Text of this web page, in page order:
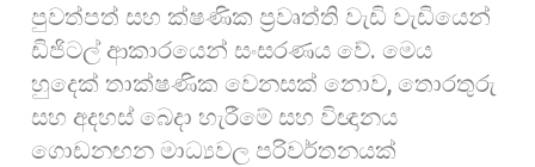
පුවත්පත් සහ ක්ෂණික ප්‍රවෘත්ති වැඩි වැඩියෙන්
ඩිජිටල් ආකාරයෙන් සංසරණය වේ. මෙය
හුදෙක් තාක්ෂණික වෙනසක් නොව, තොරතුරු
සහ අදහස් බෙදා හැරීමේ සහ විඥානය
ගොඩනඟන මාධ්‍යවල පරිවර්තනයක්